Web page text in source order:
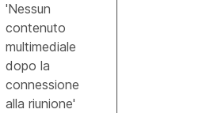
'Nessun
contenuto
multimediale
dopo la
connessione
alla riunione'